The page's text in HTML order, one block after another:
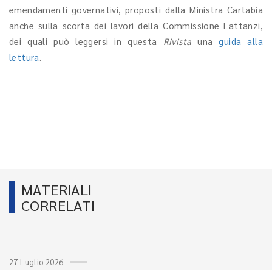
emendamenti governativi, proposti dalla Ministra Cartabia
anche sulla scorta dei lavori della Commissione Lattanzi,
dei quali può leggersi in questa Rivista unaguida alla
lettura.
MATERIALI
CORRELATI
27 Luglio 2026